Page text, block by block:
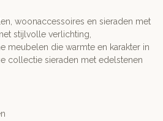
woonaccessoires en sieraden met
stijlvolle verlichting,
meubelen die warmte en karakter in
collectie sieraden met edelstenen